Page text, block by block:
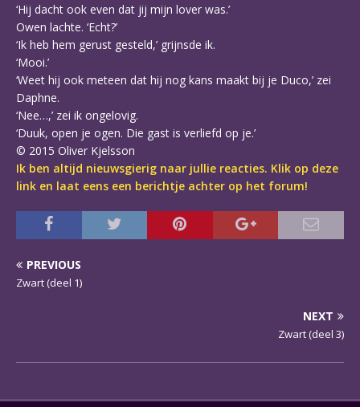
‘Hij dacht ook even dat jij mijn lover was.’
Owen lachte. ‘Echt?’
‘Ik heb hem gerust gesteld,’ grijnsde ik.
‘Mooi.’
‘Weet hij ook meteen dat hij nog kans maakt bij je Duco,’ zei
Daphne.
‘Nee…,’ zei ik ongelovig.
‘Duuk, open je ogen. Die gast is verliefd op je.’
© 2015 Oliver Kjelsson
Ik ben altijd nieuwsgierig naar jullie reacties. Klik op deze
link en laat eens een berichtje achter op het forum!
PREVIOUS
Zwart (deel 1)
NEXT
Zwart (deel 3)